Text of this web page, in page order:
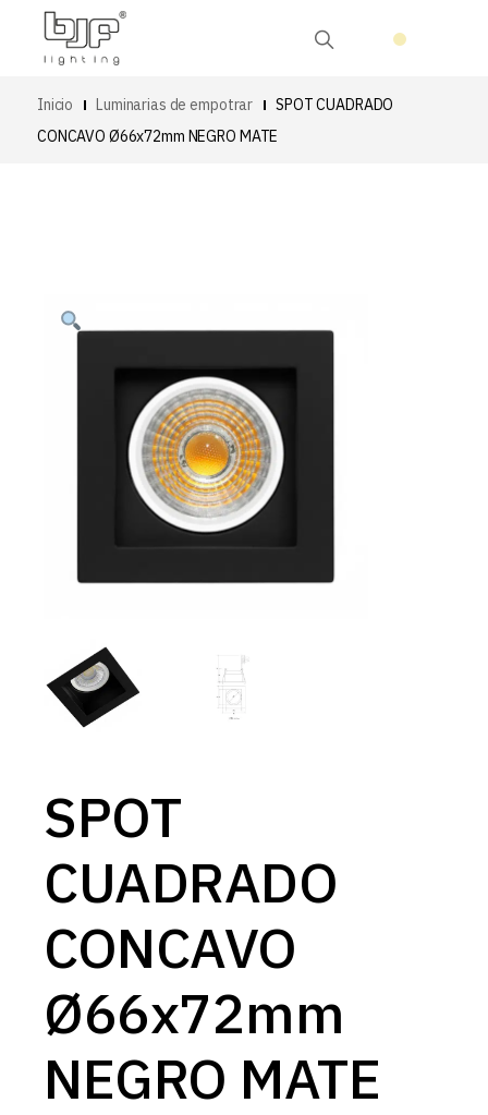
Inicio Luminarias de empotrar
SPOT CUADRADO
CONCAVO Ø66x72mm NEGRO MATE
SPOT
CUADRADO
CONCAVO
Ø66x72mm
NEGRO MATE